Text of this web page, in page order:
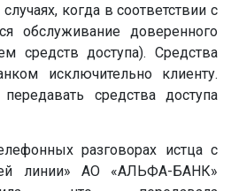
когда в соответствии с
обслуживание доверенного
средств доступа). Средства
исключительно клиенту.
средства доступа
разговорах истца с
линии» АО «АЛЬФА-БАНК»